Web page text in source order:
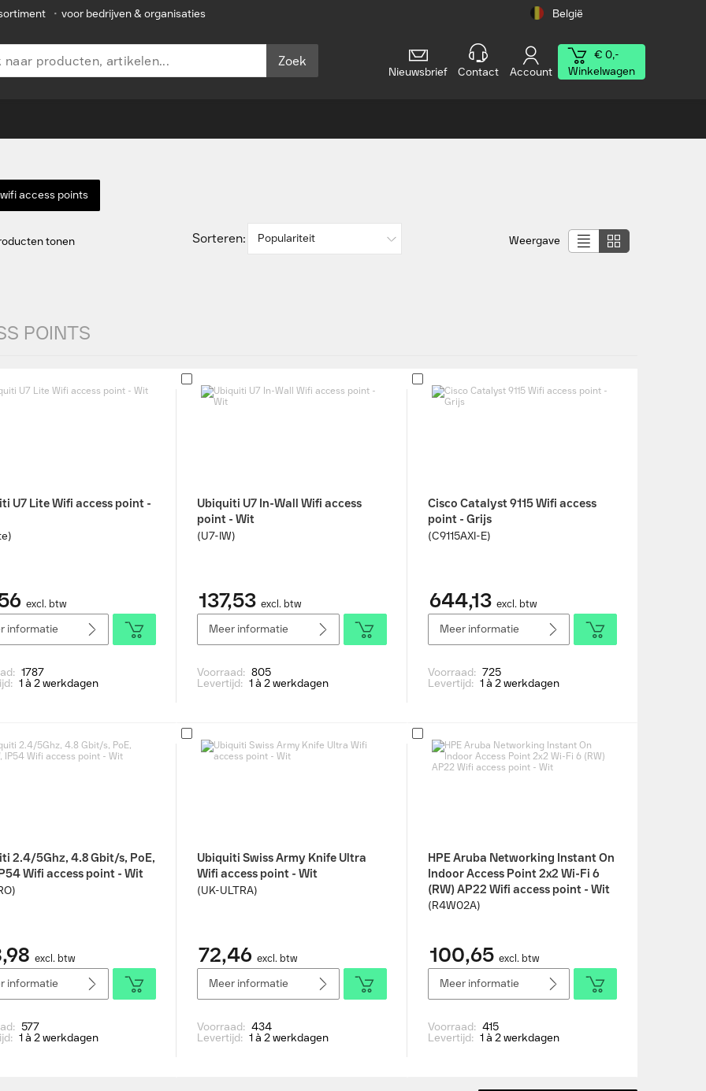
• voor bedrijven & organisaties België
Zoek
Nieuwsbrief Contact Account
€ 0,-
Winkelwagen
access points
tonen Sorteren: Populariteit Weergave
POINTS
U7 Lite Wifi access point -
excl. btw
informatie
1787
1 à 2 werkdagen
Ubiquiti U7 In-Wall Wifi access
point - Wit
(U7-IW)
137,53 excl. btw
Meer informatie
Voorraad: 805
Levertijd: 1 à 2 werkdagen
Cisco Catalyst 9115 Wifi access
point - Grijs
(C9115AXI-E)
644,13 excl. btw
Meer informatie
Voorraad: 725
Levertijd: 1 à 2 werkdagen
2.4/5Ghz, 4.8 Gbit/s, PoE,
Wifi access point - Wit
excl. btw
informatie
577
1 à 2 werkdagen
Ubiquiti Swiss Army Knife Ultra
Wifi access point - Wit
(UK-ULTRA)
72,46 excl. btw
Meer informatie
Voorraad: 434
Levertijd: 1 à 2 werkdagen
HPE Aruba Networking Instant On
Indoor Access Point 2x2 Wi-Fi 6
(RW) AP22 Wifi access point - Wit
(R4W02A)
100,65 excl. btw
Meer informatie
Voorraad: 415
Levertijd: 1 à 2 werkdagen